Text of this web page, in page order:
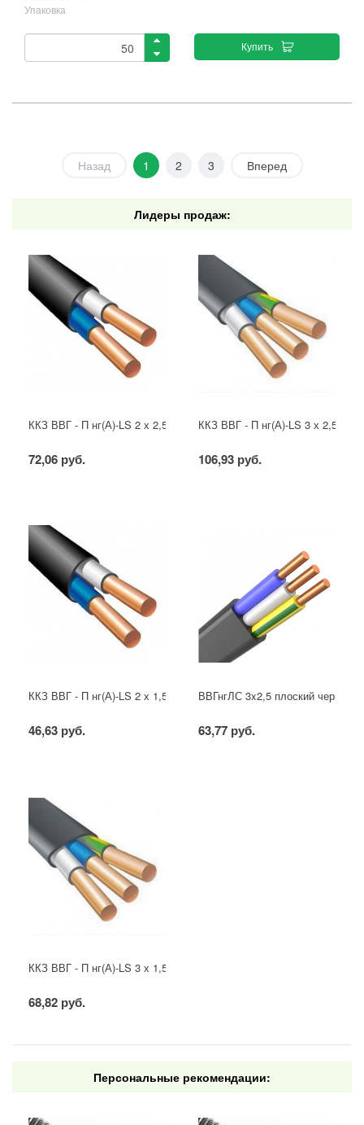
Упаковка
Купить
Назад 1 2 3 Вперед
Лидеры продаж:
ККЗ ВВГ - П нг(А)-LS 2 х 2,5 ГОСТ
72,06 руб.
ККЗ ВВГ - П нг(А)-LS 3 х 2,5
106,93 руб.
ККЗ ВВГ - П нг(А)-LS 2 х 1,5 ГОСТ
46,63 руб.
ВВГнгЛС 3x2,5 плоский черный
63,77 руб.
ККЗ ВВГ - П нг(А)-LS 3 х 1,5 ГОСТ
68,82 руб.
Персональные рекомендации: